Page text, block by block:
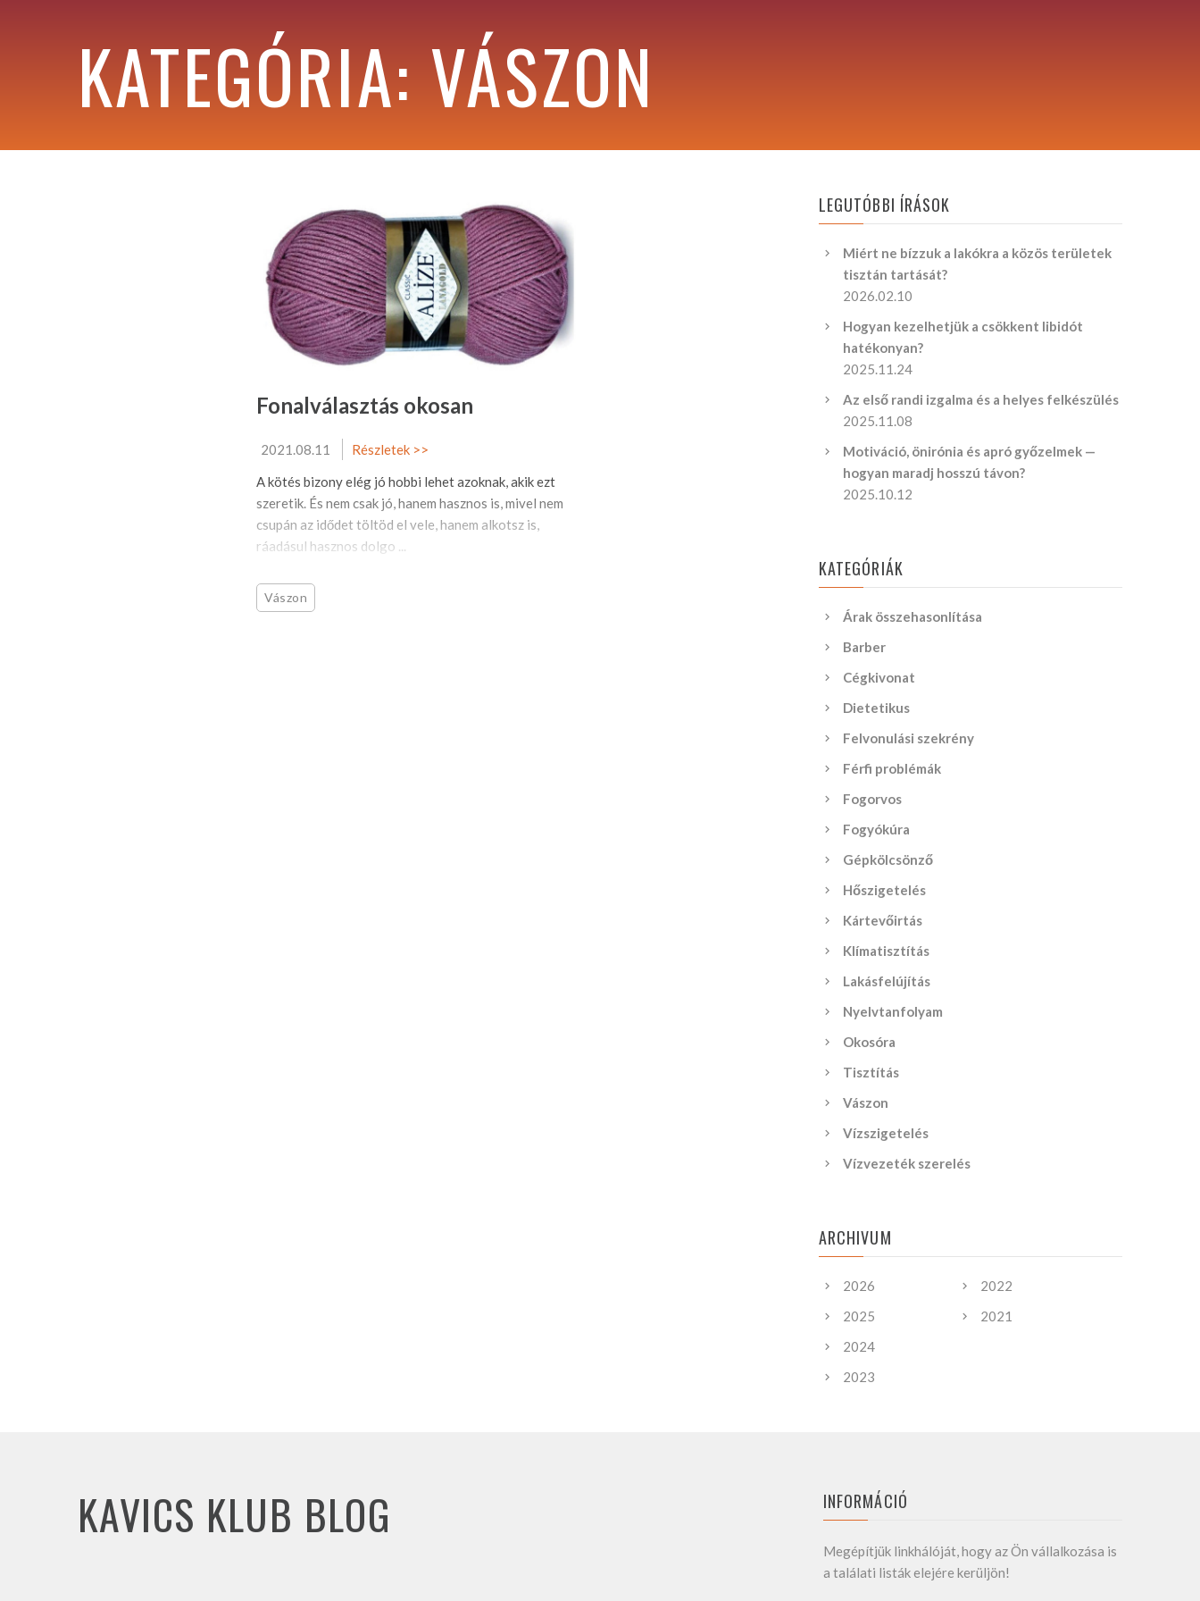
KATEGÓRIA: VÁSZON
Fonalválasztás okosan
2021.08.11
Részletek >>
A kötés bizony elég jó hobbi lehet azoknak, akik ezt
szeretik. És nem csak jó, hanem hasznos is, mivel nem
csupán az idődet töltöd el vele, hanem alkotsz is,
ráadásul hasznos dolgo ...
Vászon
LEGUTÓBBI ÍRÁSOK
Miért ne bízzuk a lakókra a közös területek
tisztán tartását?
2026.02.10
Hogyan kezelhetjük a csökkent libidót
hatékonyan?
2025.11.24
Az első randi izgalma és a helyes felkészülés
2025.11.08
Motiváció, önirónia és apró győzelmek —
hogyan maradj hosszú távon?
2025.10.12
KATEGÓRIÁK
Árak összehasonlítása
Barber
Cégkivonat
Dietetikus
Felvonulási szekrény
Férfi problémák
Fogorvos
Fogyókúra
Gépkölcsönző
Hőszigetelés
Kártevőirtás
Klímatisztítás
Lakásfelújítás
Nyelvtanfolyam
Okosóra
Tisztítás
Vászon
Vízszigetelés
Vízvezeték szerelés
ARCHIVUM
2026
2025
2024
2023
2022
2021
INFORMÁCIÓ
Megépítjük linkhálóját, hogy az Ön vállalkozása is
a találati listák elejére kerüljön!
KAVICS KLUB BLOG